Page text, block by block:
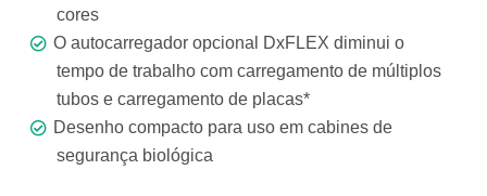
cores
O autocarregador opcional DxFLEX diminui o
tempo de trabalho com carregamento de múltiplos
tubos e carregamento de placas*
Desenho compacto para uso em cabines de
segurança biológica